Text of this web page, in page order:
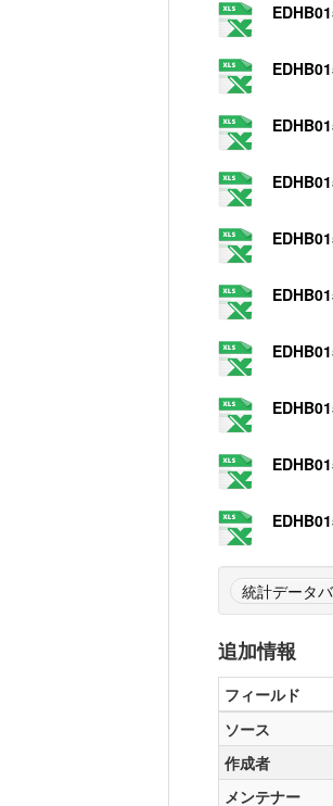
統計データ
追加情報
フィールド
ソース
作成者
メンテナー